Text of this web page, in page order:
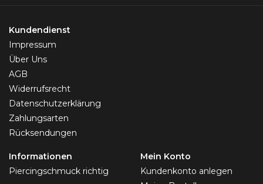
Kundendienst
Impressum
Über Uns
AGB
Widerrufsrecht
Datenschutzerklärung
Zahlungsarten
Rücksendungen
Informationen
Piercingschmuck richtig
Mein Konto
Kundenkonto anlegen